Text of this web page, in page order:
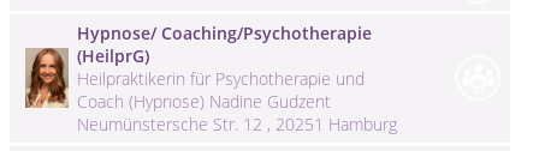
Hypnose/ Coaching/Psychotherapie
(HeilprG)
Heilpraktikerin für Psychotherapie und
Coach (Hypnose) Nadine Gudzent
Neumünstersche Str. 12 , 20251 Hamburg